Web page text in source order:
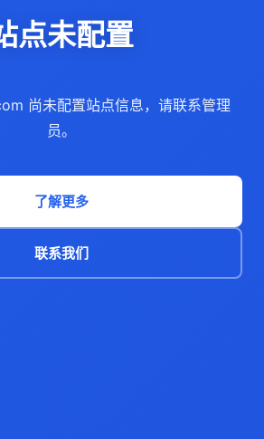
点未配置
尚未配置站点信息，请联系管理
员。
了解更多
联系我们